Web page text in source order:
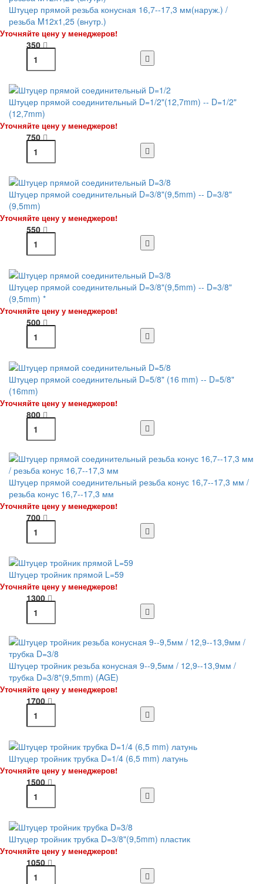
Штуцер прямой резьба конусная 16,7--17,3 мм(наруж.) /
резьба M12x1,25 (внутр.)
Уточняйте цену у менеджеров!
350
Штуцер прямой соединительный D=1/2"(12,7mm) -- D=1/2"
(12,7mm)
Уточняйте цену у менеджеров!
750
Штуцер прямой соединительный D=3/8"(9,5mm) -- D=3/8"
(9,5mm)
Уточняйте цену у менеджеров!
550
Штуцер прямой соединительный D=3/8"(9,5mm) -- D=3/8"
(9,5mm) *
Уточняйте цену у менеджеров!
500
Штуцер прямой соединительный D=5/8" (16 mm) -- D=5/8"
(16mm)
Уточняйте цену у менеджеров!
800
Штуцер прямой соединительный резьба конус 16,7--17,3 мм /
резьба конус 16,7--17,3 мм
Уточняйте цену у менеджеров!
700
Штуцер тройник прямой L=59
Уточняйте цену у менеджеров!
1300
Штуцер тройник резьба конусная 9--9,5мм / 12,9--13,9мм /
трубка D=3/8"(9,5mm) (AGE)
Уточняйте цену у менеджеров!
1700
Штуцер тройник трубка D=1/4 (6,5 mm) латунь
Уточняйте цену у менеджеров!
1500
Штуцер тройник трубка D=3/8"(9,5mm) пластик
Уточняйте цену у менеджеров!
1050